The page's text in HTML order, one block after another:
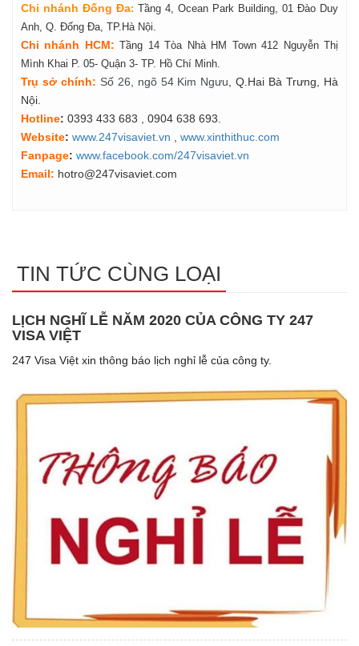
Chi nhánh Đống Đa: Tầng 4, Ocean Park Building, 01 Đào Duy
Anh, Q. Đống Đa, TP.Hà Nội.
Chi nhánh HCM: Tầng 14 Tòa Nhà HM Town 412 Nguyễn Thị
Mình Khai P. 05- Quận 3- TP. Hồ Chí Minh.
Trụ sở chính: Số 26, ngõ 54 Kim Ngưu , Q.Hai Bà Trưng, Hà
Nội.
Hotline: 0393 433 683 , 0904 638 693.
Website: www.247visaviet.vn
www.xinthithuc.com
Fanpage: www.facebook.com/247visaviet.vn
Email: hotro@247visaviet.com
TIN TỨC CÙNG LOẠI
LỊCH NGHĨ LỄ NĂM 2020 CỦA CÔNG TY 247
VISA VIỆT
247 Visa Việt xin thông báo lịch nghỉ lễ của công ty.